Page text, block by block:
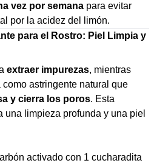
vez por semana para evitar
por la acidez del limón.
para el Rostro: Piel Limpia y
extraer impurezas, mientras
astringente natural que
y cierra los poros. Esta
una limpieza profunda y una piel
activado con 1 cucharadita